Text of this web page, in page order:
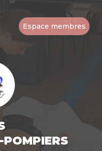
Espace membres
POMPIERS